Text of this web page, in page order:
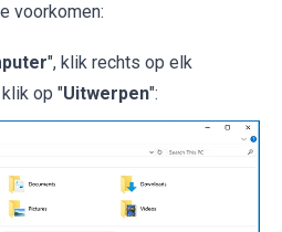
voorkomen:
", klik rechts op elk
op "Uitwerpen":